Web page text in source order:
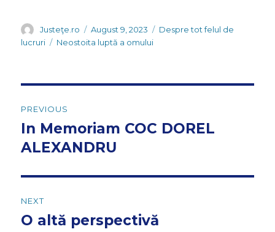
Author
Justeţe.ro
Posted
on
August 9, 2023 Categories
Despre tot felul de
lucruri
Tags
Neostoita luptă a omului
navigation
PREVIOUS
Previous
post:
In Memoriam COC DOREL
ALEXANDRU
NEXT
Next
O altă perspectivă